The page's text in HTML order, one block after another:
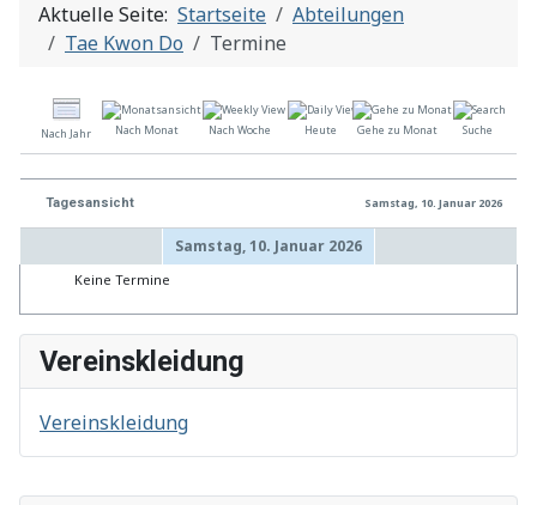
Aktuelle Seite: Startseite
Abteilungen
Tae Kwon Do
Termine
Nach Jahr Nach Monat Nach Woche Heute Gehe zu Monat Suche
Tagesansicht Samstag, 10. Januar 2026
Samstag, 10. Januar 2026
Keine Termine
Vereinskleidung
Vereinskleidung